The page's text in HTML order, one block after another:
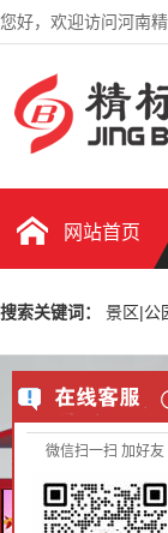
您好，欢迎访问河南
网站首页
搜索关键词： 景区|公
微信扫一扫 加好友